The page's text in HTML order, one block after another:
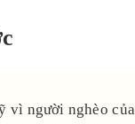
vì người nghèo